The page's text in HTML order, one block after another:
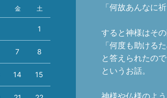
「何故あんなに
すると神様はその
「何度も助ける
と答えられたので
というお話。
神様や仏様のよ
金 土
1
7 8
14 15